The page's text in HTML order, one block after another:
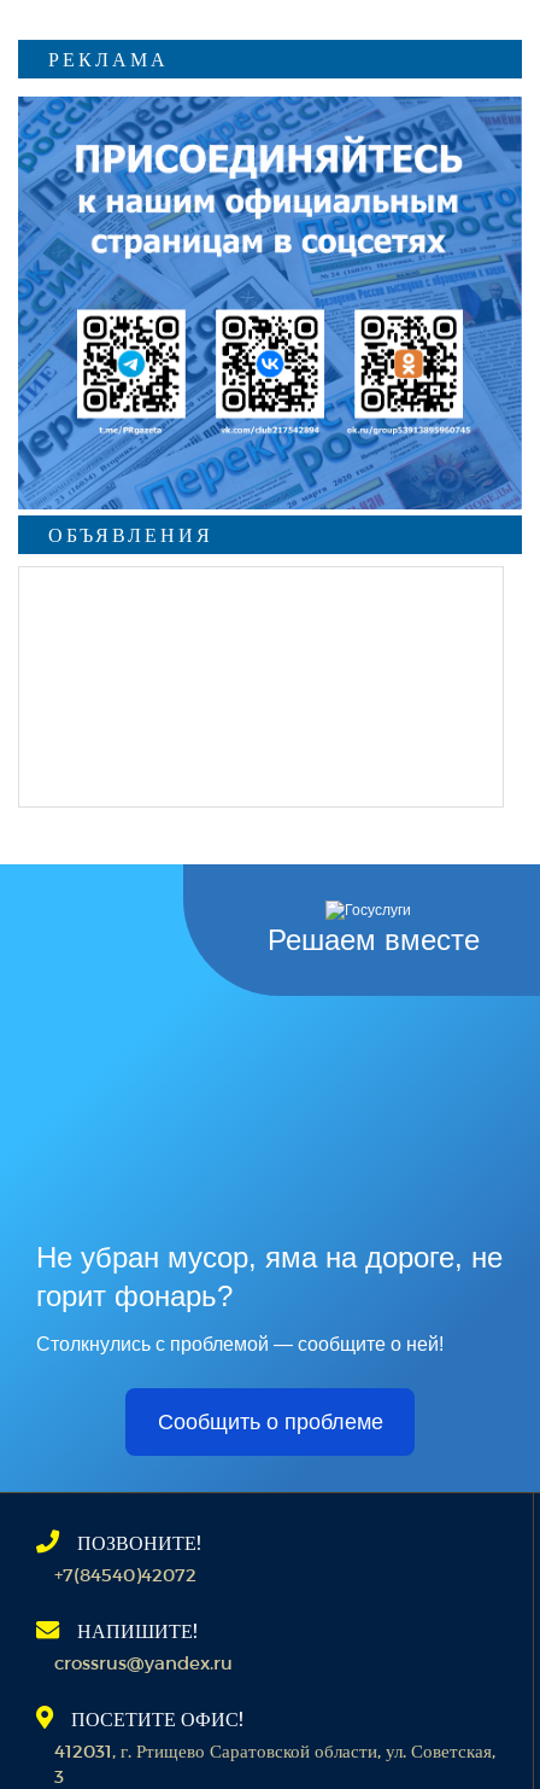
РЕКЛАМА
ОБЪЯВЛЕНИЯ
Решаем вместе
Не убран мусор, яма на дороге, не
горит фонарь?
Столкнулись с проблемой — сообщите о ней!
Сообщить о проблеме
ПОЗВОНИТЕ!
+7(84540)42072
НАПИШИТЕ!
crossrus@yandex.ru
ПОСЕТИТЕ ОФИС!
412031, г. Ртищево Саратовской области, ул. Советская,
3